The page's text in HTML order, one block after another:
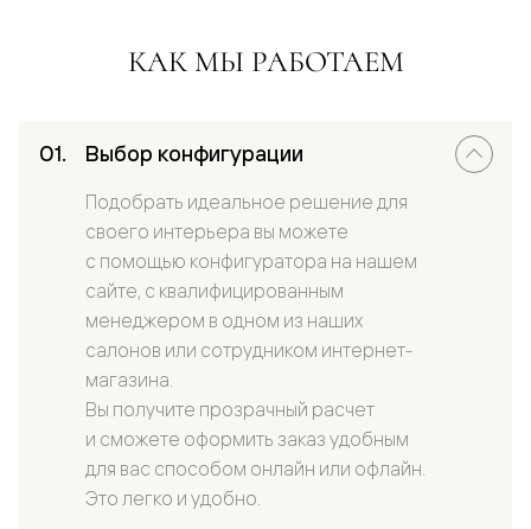
КАК МЫ РАБОТАЕМ
Выбор конфигурации
Подобрать идеальное решение для
своего интерьера вы можете
с помощью конфигуратора на нашем
сайте, с квалифицированным
менеджером в одном из наших
салонов или сотрудником интернет-
магазина.
Вы получите прозрачный расчет
и сможете оформить заказ удобным
для вас способом онлайн или офлайн.
Это легко и удобно.